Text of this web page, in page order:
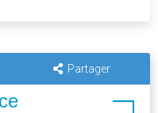
Partager